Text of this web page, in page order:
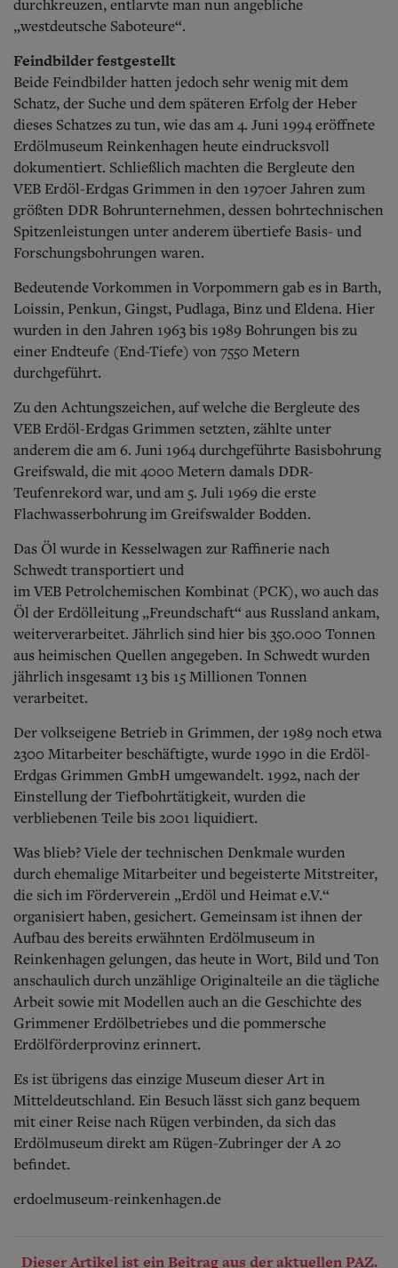
durchkreuzen, entlarvte man nun angebliche
„westdeutsche Saboteure“.
Feindbilder festgestellt
Beide Feindbilder hatten jedoch sehr wenig mit dem
Schatz, der Suche und dem späteren Erfolg der Heber
dieses Schatzes zu tun, wie das am 4. Juni 1994 eröffnete
Erdölmuseum Reinkenhagen heute eindrucksvoll
dokumentiert. Schließlich machten die Bergleute den
VEB Erdöl-Erdgas Grimmen in den 1970er Jahren zum
größten DDR Bohrunternehmen, dessen bohrtechnischen
Spitzenleistungen unter anderem übertiefe Basis- und
Forschungsbohrungen waren.
Bedeutende Vorkommen in Vorpommern gab es in Barth,
Loissin, Penkun, Gingst, Pudlaga, Binz und Eldena. Hier
wurden in den Jahren 1963 bis 1989 Bohrungen bis zu
einer Endteufe (End-Tiefe) von 7550 Metern
durchgeführt.
Zu den Achtungszeichen, auf welche die Bergleute des
VEB Erdöl-Erdgas Grimmen setzten, zählte unter
anderem die am 6. Juni 1964 durchgeführte Basisbohrung
Greifswald, die mit 4000 Metern damals DDR-
Teufenrekord war, und am 5. Juli 1969 die erste
Flachwasserbohrung im Greifswalder Bodden.
Das Öl wurde in Kesselwagen zur Raffinerie nach
Schwedt transportiert und
im VEB Petrolchemischen Kombinat (PCK), wo auch das
Öl der Erdölleitung „Freundschaft“ aus Russland ankam,
weiterverarbeitet. Jährlich sind hier bis 350.000 Tonnen
aus heimischen Quellen angegeben. In Schwedt wurden
jährlich insgesamt 13 bis 15 Millionen Tonnen
verarbeitet.
Der volkseigene Betrieb in Grimmen, der 1989 noch etwa
2300 Mitarbeiter beschäftigte, wurde 1990 in die Erdöl-
Erdgas Grimmen GmbH umgewandelt. 1992, nach der
Einstellung der Tiefbohrtätigkeit, wurden die
verbliebenen Teile bis 2001 liquidiert.
Was blieb? Viele der technischen Denkmale wurden
durch ehemalige Mitarbeiter und begeisterte Mitstreiter,
die sich im Förderverein „Erdöl und Heimat e.V.“
organisiert haben, gesichert. Gemeinsam ist ihnen der
Aufbau des bereits erwähnten Erdölmuseum in
Reinkenhagen gelungen, das heute in Wort, Bild und Ton
anschaulich durch unzählige Originalteile an die tägliche
Arbeit sowie mit Modellen auch an die Geschichte des
Grimmener Erdölbetriebes und die pommersche
Erdölförderprovinz erinnert.
Es ist übrigens das einzige Museum dieser Art in
Mitteldeutschland. Ein Besuch lässt sich ganz bequem
mit einer Reise nach Rügen verbinden, da sich das
Erdölmuseum direkt am Rügen-Zubringer der A 20
befindet.
erdoelmuseum-reinkenhagen.de
Dieser Artikel ist ein Beitrag aus der aktuellen PAZ.